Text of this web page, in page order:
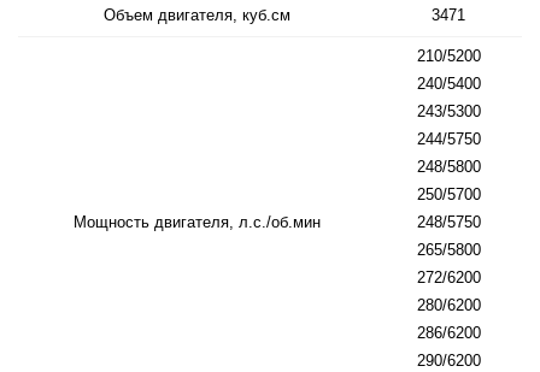
Объем двигателя, куб.см 3471
Мощность двигателя, л.с./об.мин
210/5200
240/5400
243/5300
244/5750
248/5800
250/5700
248/5750
265/5800
272/6200
280/6200
286/6200
290/6200